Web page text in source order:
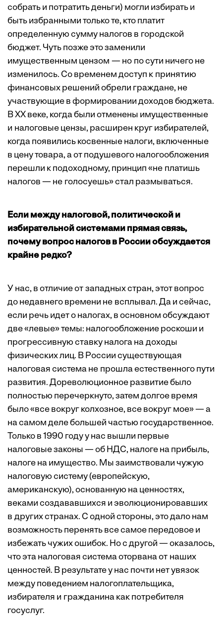
собрать и потратить деньги) могли избирать и
быть избранными только те, кто платит
определенную сумму налогов в городской
бюджет. Чуть позже это заменили
имущественным цензом — но по сути ничего не
изменилось. Со временем доступ к принятию
финансовых решений обрели граждане, не
участвующие в формировании доходов бюджета.
В ХХ веке, когда были отменены имущественные
и налоговые цензы, расширен круг избирателей,
когда появились косвенные налоги, включенные
в цену товара, а от подушевого налогообложения
перешли к подоходному, принцип «не платишь
налогов — не голосуешь» стал размываться.
Если между налоговой, политической и
избирательной системами прямая связь,
почему вопрос налогов в России обсуждается
крайне редко?
У нас, в отличие от западных стран, этот вопрос
до недавнего времени не всплывал. Да и сейчас,
если речь идет о налогах, в основном обсуждают
две «левые» темы: налогообложение роскоши и
прогрессивную ставку налога на доходы
физических лиц. В России существующая
налоговая система не прошла естественного пути
развития. Дореволюционное развитие было
полностью перечеркнуто, затем долгое время
было «все вокруг колхозное, все вокруг мое» — а
на самом деле большей частью государственное.
Только в 1990 году у нас вышли первые
налоговые законы — об НДС, налоге на прибыль,
налоге на имущество. Мы заимствовали чужую
налоговую систему (европейскую,
американскую), основанную на ценностях,
веками создававшихся и эволюционировавших
в других странах. С одной стороны, это дало нам
возможность перенять все самое передовое и
избежать чужих ошибок. Но с другой — оказалось,
что эта налоговая система оторвана от наших
ценностей. В результате у нас почти нет увязок
между поведением налогоплательщика,
избирателя и гражданина как потребителя
госуслуг.